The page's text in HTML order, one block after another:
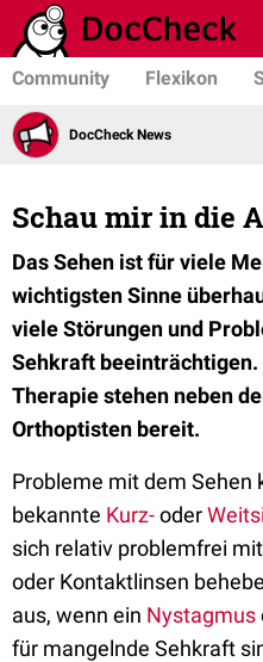
Community Flexikon
DocCheck News
Schau mir in die
Das Sehen ist für viele
wichtigsten Sinne
viele Störungen und
Sehkraft
Therapie stehen neben
Orthoptisten bereit.
Probleme mit dem Sehen
bekannte Kurz-oder
sich relativ problemfrei
oder Kontaktlinsen
aus, wenn ein Nystagmus
für mangelnde Sehkraft